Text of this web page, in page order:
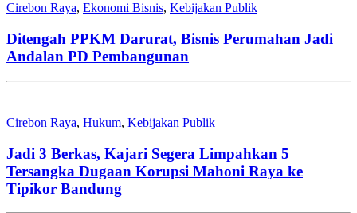
Cirebon Raya, Ekonomi Bisnis, Kebijakan Publik
Ditengah PPKM Darurat, Bisnis Perumahan Jadi
Andalan PD Pembangunan
Cirebon Raya, Hukum, Kebijakan Publik
Jadi 3 Berkas, Kajari Segera Limpahkan 5
Tersangka Dugaan Korupsi Mahoni Raya ke
Tipikor Bandung